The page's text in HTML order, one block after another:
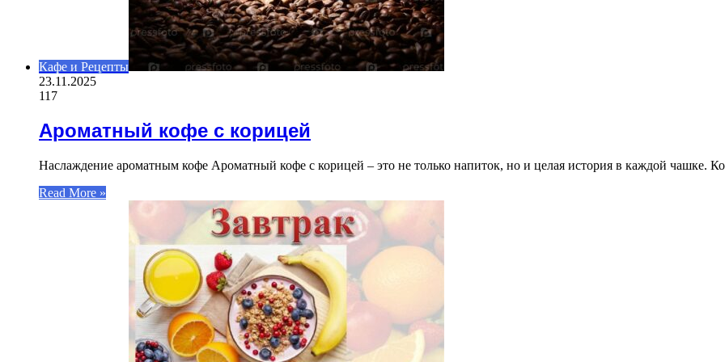
Кафе и Рецепты
23.11.2025
117
Ароматный кофе с корицей
Наслаждение ароматным кофе Ароматный кофе с корицей – это не только напиток, но и целая история в каждой чашке.
Read More »